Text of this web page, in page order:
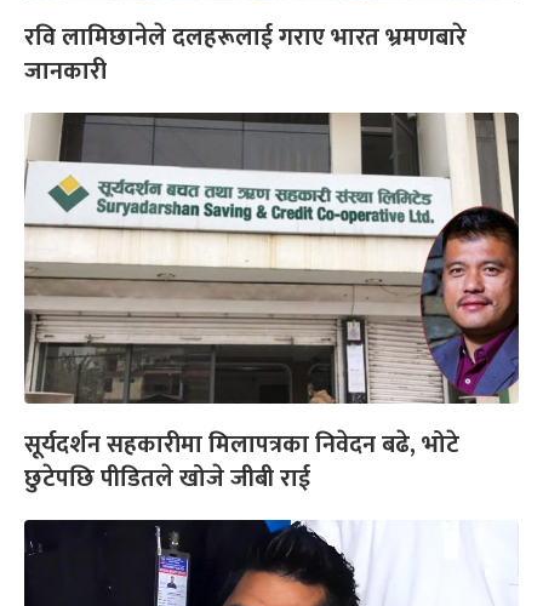
रवि लामिछानेले दलहरूलाई गराए भारत भ्रमणबारे
जानकारी
सूर्यदर्शन सहकारीमा मिलापत्रका निवेदन बढे, भोटे
छुटेपछि पीडितले खोजे जीबी राई